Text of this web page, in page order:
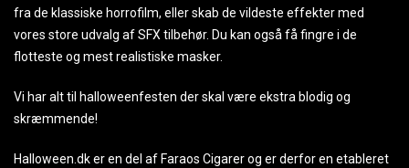
fra de klassiske horrofilm, eller skab de vildeste effekter med
vores store udvalg af SFX tilbehør. Du kan også få fingre i de
flotteste og mest realistiske masker.
Vi har alt til halloweenfesten der skal være ekstra blodig og
skræmmende!
Halloween.dk er en del af Faraos Cigarer og er derfor en etableret